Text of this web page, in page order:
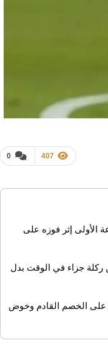
0 407
الأولى إثر فوزه على
ركلة جزاء في الوقت بدل
على الخصم القادم وخوض